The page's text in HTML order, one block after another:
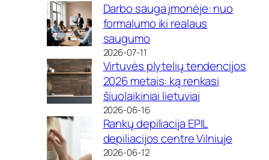
Darbo sauga įmonėje: nuo
formalumo iki realaus
saugumo
2026-07-11
Virtuvės plytelių tendencijos
2026 metais: ką renkasi
šiuolaikiniai lietuviai
2026-06-16
Rankų depiliacija EPIL
depiliacijos centre Vilniuje
2026-06-12